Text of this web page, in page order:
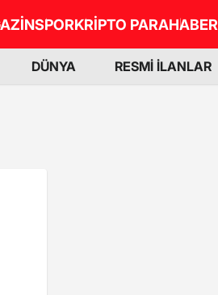
SPORKRİPTO PARAHABER
DÜNYA RESMİ İLANLAR